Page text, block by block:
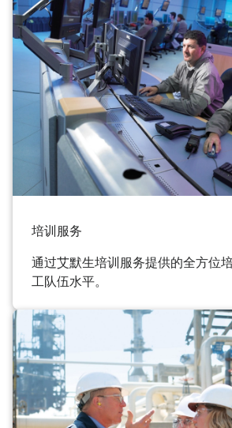
培训服务
通过艾默生培训服务提供的全方位
工队伍水平。